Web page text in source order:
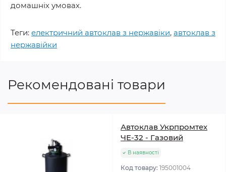
домашніх умовах.
Теги: електричний автоклав з нержавіки, автоклав з
нержавійки
Рекомендовані товари
Автоклав Укрпромтех
ЧЕ-32 - Газовий
В наявності
Код товару: 195001004